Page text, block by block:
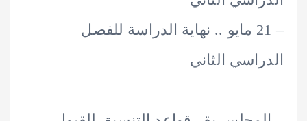
– 21 مايو .. نهاية الدراسة للفصل
الثاني